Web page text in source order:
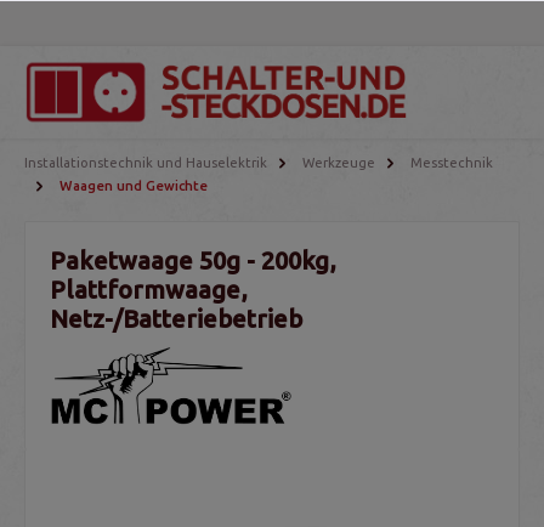
Installationstechnik und Hauselektrik Werkzeuge
Messtechnik
Waagen und Gewichte
Paketwaage 50g - 200kg,
Plattformwaage,
Netz-/Batteriebetrieb